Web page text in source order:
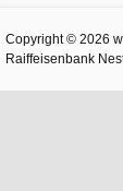
Copyright © 2026
Raiffeisenbank